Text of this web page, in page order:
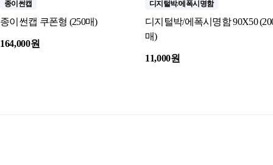
종이썬캡
종이썬캡 쿠폰형 (250매)
164,000원
디지털박/에폭시명함
디지털박/에폭시명함 90X50
매)
11,000원